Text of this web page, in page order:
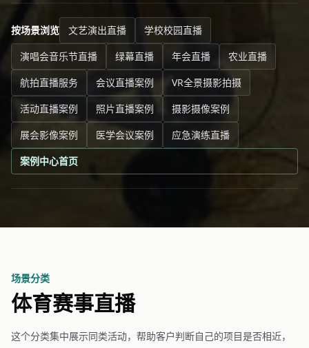
按场景浏览 文艺演出直播
学校校园直播
演唱会音乐节直播
绿幕直播 年会直播
农业直播
航拍直播服务
会议直播案例
VR全景摄影拍摄
活动直播案例
照片直播案例
摄影摄像案例
展会影像案例
医学会议案例
应急演练直播
案例中心首页
场景分类
体育赛事直播
这个分类集中展示同类活动，帮助客户判断自己的项目是否相近，